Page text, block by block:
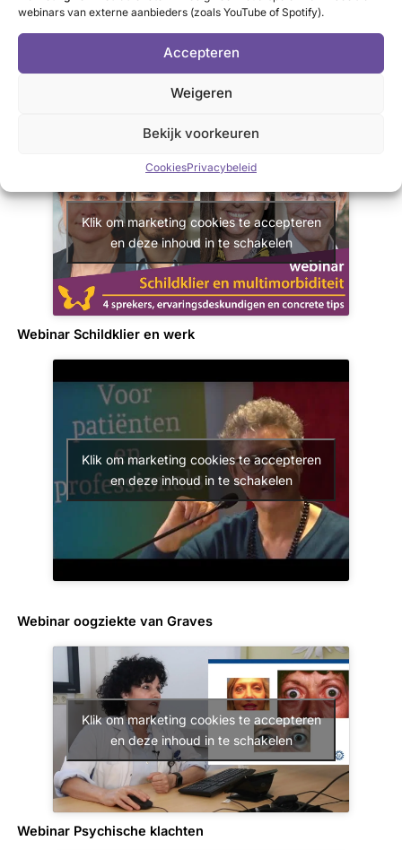
webinars van externe aanbieders (zoals YouTube of Spotify).
Accepteren
Weigeren
Bekijk voorkeuren
CookiesPrivacybeleid
en deze inhoud in te schakelen
Webinar Meerdere aandoeningen
Klik om marketing cookies te accepteren
en deze inhoud in te schakelen
Webinar Schildklier en werk
Klik om marketing cookies te accepteren
en deze inhoud in te schakelen
Webinar oogziekte van Graves
Klik om marketing cookies te accepteren
en deze inhoud in te schakelen
Webinar Psychische klachten